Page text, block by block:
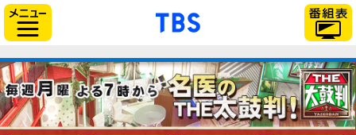
「TBSテレビ」トップペ